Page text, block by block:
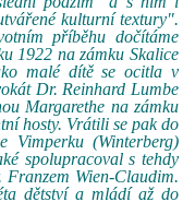
kulturní textury".
příběhu dočítáme
1922 na zámku Skalice
malé dítě se ocitla v
Dr. Reinhard Lumbe
Margarethe na zámku
hosty. Vrátili se pak do
(Winterberg)
spolupracoval s tehdy
Franzem Wien-Claudim.
dětství a mládí až do